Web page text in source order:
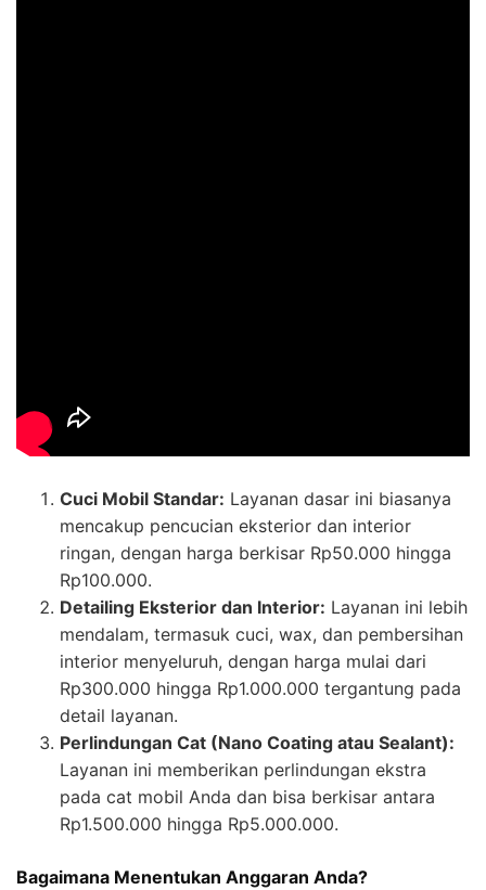
Cuci Mobil Standar: Layanan dasar ini biasanya
mencakup pencucian eksterior dan interior
ringan, dengan harga berkisar Rp50.000 hingga
Rp100.000.
Detailing Eksterior dan Interior: Layanan ini lebih
mendalam, termasuk cuci, wax, dan pembersihan
interior menyeluruh, dengan harga mulai dari
Rp300.000 hingga Rp1.000.000 tergantung pada
detail layanan.
Perlindungan Cat (Nano Coating atau Sealant):
Layanan ini memberikan perlindungan ekstra
pada cat mobil Anda dan bisa berkisar antara
Rp1.500.000 hingga Rp5.000.000.
Bagaimana Menentukan Anggaran Anda?